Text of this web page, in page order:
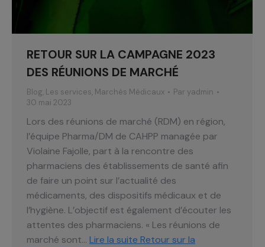
RETOUR SUR LA CAMPAGNE 2023
DES RÉUNIONS DE MARCHÉ
Blog, Les services, Marchés Médicaux Par yadmin
30 mai 2023
Lors des réunions de marché (RDM) en région,
l’équipe Pharma/DM de CAHPP managée par
Violaine Fajolle, part à la rencontre des
pharmaciens des établissements de santé afin
de faire un point sur l’actualité des
médicaments, des dispositifs médicaux et de
l’hygiène. L’objectif est également d’écouter les
attentes des pharmaciens. « Les réunions de
marché sont… Lire la suite Retour sur la